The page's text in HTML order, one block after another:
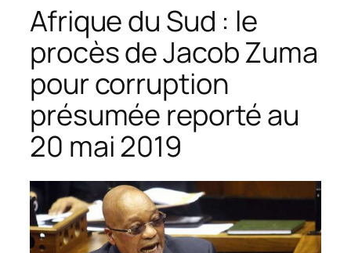
Afrique du Sud : le
procès de Jacob Zuma
pour corruption
présumée reporté au
20 mai 2019